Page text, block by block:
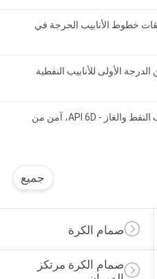
خطوط الأنابيب الحرجة في
الأولى للأنابيب النفطية
صمام كروي ثابت عالي الأداء لأنابيب النفط والغاز - API 6D، آمن من
جميع
صمام الكرة
صمام الكرة مرتكز